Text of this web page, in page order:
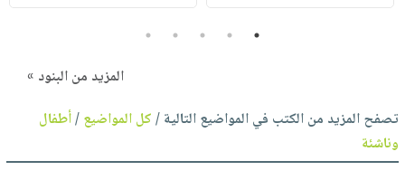
1
2
3
4
5
المزيد من البنود »
تصفح المزيد من الكتب في المواضيع التالية /كل المواضيع/أطفال
وناشئة